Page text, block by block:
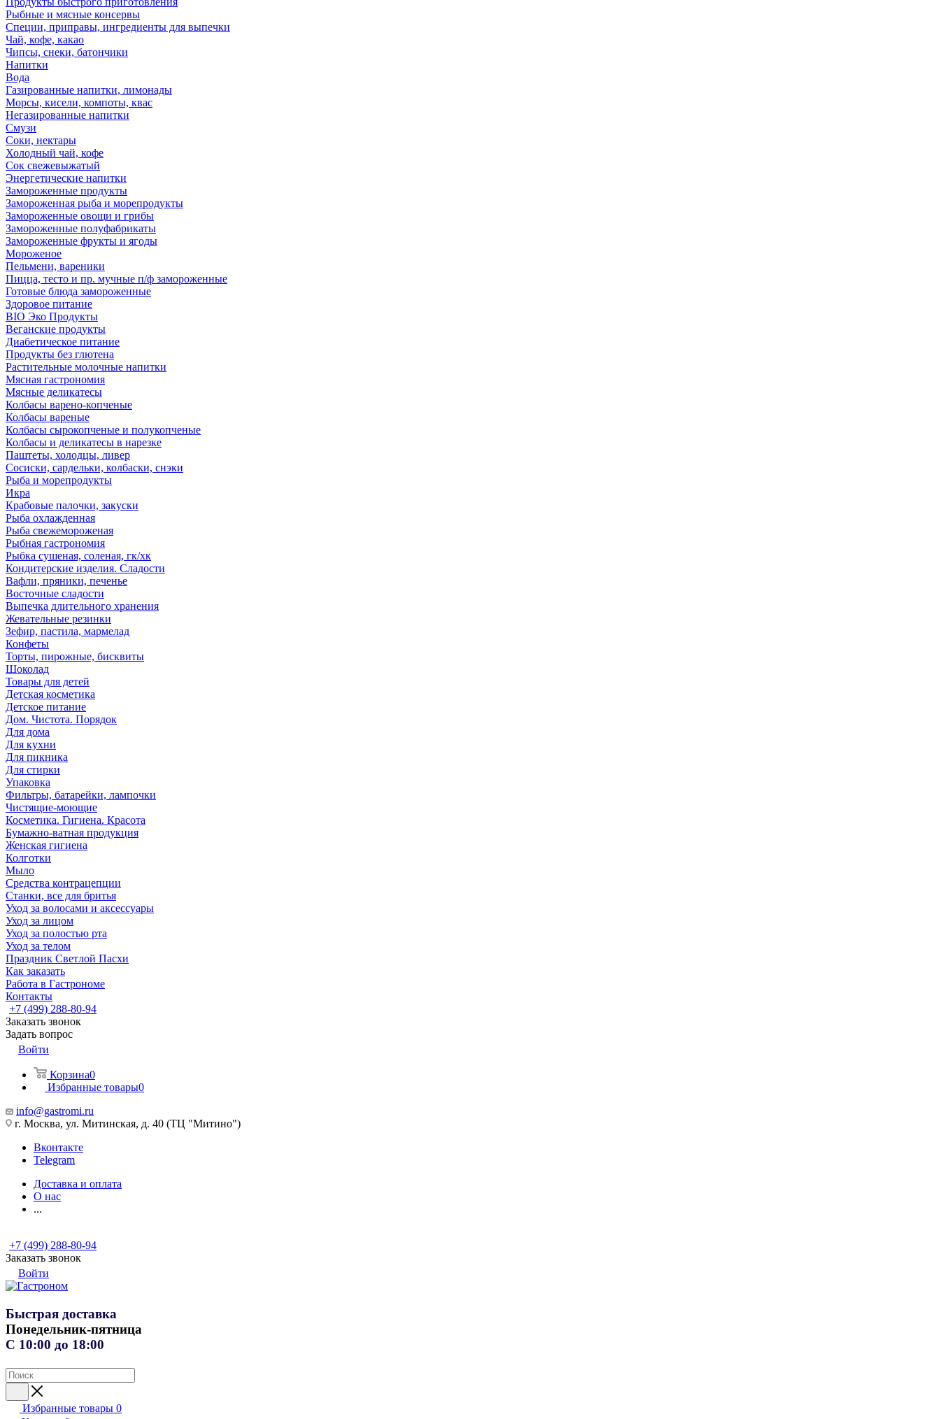
Рыбные и мясные консервы
Специи, приправы, ингредиенты для выпечки
Чай, кофе, какао
Чипсы, снеки, батончики
Напитки
Вода
Газированные напитки, лимонады
Морсы, кисели, компоты, квас
Негазированные напитки
Смузи
Соки, нектары
Холодный чай, кофе
Сок свежевыжатый
Энергетические напитки
Замороженные продукты
Замороженная рыба и морепродукты
Замороженные овощи и грибы
Замороженные полуфабрикаты
Замороженные фрукты и ягоды
Мороженое
Пельмени, вареники
Пицца, тесто и пр. мучные п/ф замороженные
Готовые блюда замороженные
Здоровое питание
BIO Эко Продукты
Веганские продукты
Диабетическое питание
Продукты без глютена
Растительные молочные напитки
Мясная гастрономия
Мясные деликатесы
Колбасы варено-копченые
Колбасы вареные
Колбасы сырокопченые и полукопченые
Колбасы и деликатесы в нарезке
Паштеты, холодцы, ливер
Сосиски, сардельки, колбаски, снэки
Рыба и морепродукты
Икра
Крабовые палочки, закуски
Рыба охлажденная
Рыба свежемороженая
Рыбная гастрономия
Рыбка сушеная, соленая, гк/хк
Кондитерские изделия. Сладости
Вафли, пряники, печенье
Восточные сладости
Выпечка длительного хранения
Жевательные резинки
Зефир, пастила, мармелад
Конфеты
Торты, пирожные, бисквиты
Шоколад
Товары для детей
Детская косметика
Детское питание
Дом. Чистота. Порядок
Для дома
Для кухни
Для пикника
Для стирки
Упаковка
Фильтры, батарейки, лампочки
Чистящие-моющие
Косметика. Гигиена. Красота
Бумажно-ватная продукция
Женская гигиена
Колготки
Мыло
Средства контрацепции
Станки, все для бритья
Уход за волосами и аксессуары
Уход за лицом
Уход за полостью рта
Уход за телом
Праздник Светлой Пасхи
Как заказать
Работа в Гастрономе
Контакты
+7 (499) 288-80-94
Заказать звонок
Задать вопрос
Войти
Корзина0
Избранные товары0
info@gastromi.ru
г. Москва, ул. Митинская, д. 40 (ТЦ "Митино")
Вконтакте
Telegram
Доставка и оплата
О нас
...
+7 (499) 288-80-94
Заказать звонок
Войти
Быстрая доставка
Понедельник-пятница
С 10:00 до 18:00
Избранные товары 0